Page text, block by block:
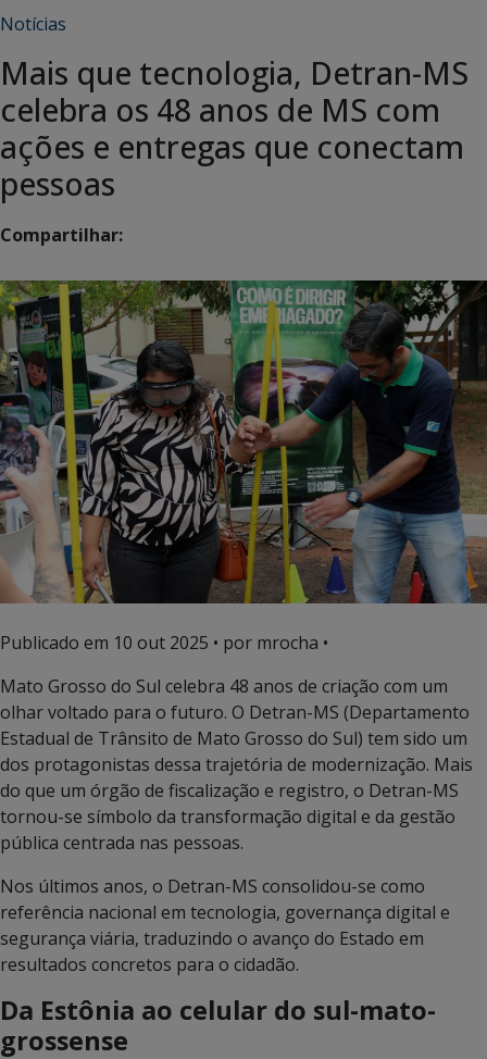
Notícias
Mais que tecnologia, Detran-MS
celebra os 48 anos de MS com
ações e entregas que conectam
pessoas
Compartilhar:
Publicado em 10 out 2025 • por mrocha •
Mato Grosso do Sul celebra 48 anos de criação com um
olhar voltado para o futuro. O Detran-MS (Departamento
Estadual de Trânsito de Mato Grosso do Sul) tem sido um
dos protagonistas dessa trajetória de modernização. Mais
do que um órgão de fiscalização e registro, o Detran-MS
tornou-se símbolo da transformação digital e da gestão
pública centrada nas pessoas.
Nos últimos anos, o Detran-MS consolidou-se como
referência nacional em tecnologia, governança digital e
segurança viária, traduzindo o avanço do Estado em
resultados concretos para o cidadão.
Da Estônia ao celular do sul-mato-
grossense